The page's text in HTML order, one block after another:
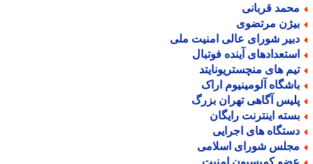
قربانی
مرتضوی
شورای عالی امنیت ملی
آینده فوتبال
های منچستریونایتد
آلومینیوم اراک
آگاهی تهران بزرگ
اینترنت رایگان
های اجرایی
شورای اسلامی